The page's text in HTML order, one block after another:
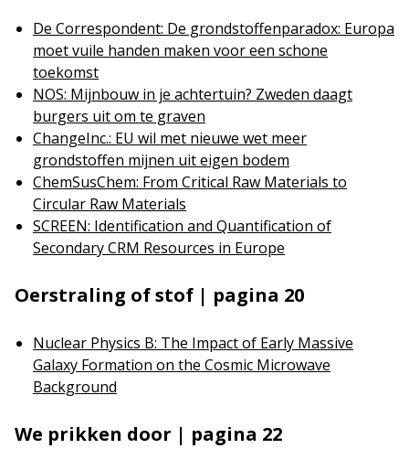
De Correspondent: De grondstoffenparadox: Europa
moet vuile handen maken voor een schone
toekomst
NOS: Mijnbouw in je achtertuin? Zweden daagt
burgers uit om te graven
ChangeInc.: EU wil met nieuwe wet meer
grondstoffen mijnen uit eigen bodem
ChemSusChem: From Critical Raw Materials to
Circular Raw Materials
SCREEN: Identification and Quantification of
Secondary CRM Resources in Europe
Oerstraling of stof | pagina 20
Nuclear Physics B: The Impact of Early Massive
Galaxy Formation on the Cosmic Microwave
Background
We prikken door | pagina 22